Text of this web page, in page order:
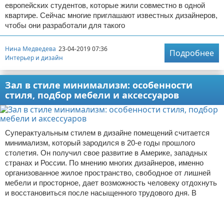
европейских студентов, которые жили совместно в одной
квартире. Сейчас многие приглашают известных дизайнеров,
чтобы они разработали для такого
Нина Медведева 23-04-2019 07:36
Интерьер и дизайн
Подробнее
Зал в стиле минимализм: особенности
стиля, подбор мебели и аксессуаров
Суперактуальным стилем в дизайне помещений считается
минимализм, который зародился в 20-е годы прошлого
столетия. Он получил свое развитие в Америке, западных
странах и России. По мнению многих дизайнеров, именно
организованное жилое пространство, свободное от лишней
мебели и просторное, дает возможность человеку отдохнуть
и восстановиться после насыщенного трудового дня. В